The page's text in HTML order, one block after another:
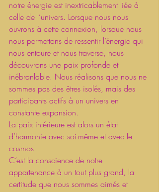
notre énergie est inextricablement liée à
celle de l’univers. Lorsque nous nous
ouvrons à cette connexion, lorsque nous
nous permettons de ressentir l’énergie qui
nous entoure et nous traverse, nous
découvrons une paix profonde et
inébranlable. Nous réalisons que nous ne
sommes pas des êtres isolés, mais des
participants actifs à un univers en
constante expansion.
La paix intérieure est alors un état
d’harmonie avec soi-même et avec le
cosmos.
C’est la conscience de notre
appartenance à un tout plus grand, la
certitude que nous sommes aimés et